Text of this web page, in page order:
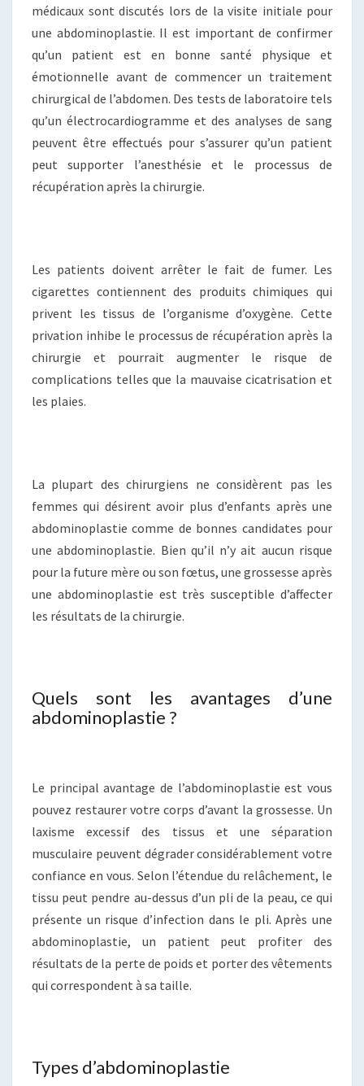
médicaux sont discutés lors de la visite initiale pour
une abdominoplastie. Il est important de confirmer
qu’un patient est en bonne santé physique et
émotionnelle avant de commencer un traitement
chirurgical de l’abdomen. Des tests de laboratoire tels
qu’un électrocardiogramme et des analyses de sang
peuvent être effectués pour s’assurer qu’un patient
peut supporter l’anesthésie et le processus de
récupération après la chirurgie.
Les patients doivent arrêter le fait de fumer. Les
cigarettes contiennent des produits chimiques qui
privent les tissus de l’organisme d’oxygène. Cette
privation inhibe le processus de récupération après la
chirurgie et pourrait augmenter le risque de
complications telles que la mauvaise cicatrisation et
les plaies.
La plupart des chirurgiens ne considèrent pas les
femmes qui désirent avoir plus d’enfants après une
abdominoplastie comme de bonnes candidates pour
une abdominoplastie. Bien qu’il n’y ait aucun risque
pour la future mère ou son fœtus, une grossesse après
une abdominoplastie est très susceptible d’affecter
les résultats de la chirurgie.
Quels sont les avantages d’une
abdominoplastie ?
Le principal avantage de l’abdominoplastie est vous
pouvez restaurer votre corps d’avant la grossesse. Un
laxisme excessif des tissus et une séparation
musculaire peuvent dégrader considérablement votre
confiance en vous. Selon l’étendue du relâchement, le
tissu peut pendre au-dessus d’un pli de la peau, ce qui
présente un risque d’infection dans le pli. Après une
abdominoplastie, un patient peut profiter des
résultats de la perte de poids et porter des vêtements
qui correspondent à sa taille.
Types d’abdominoplastie